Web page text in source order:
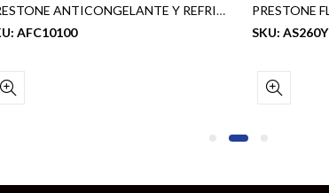
PRESTONE ANTICONGELANTE Y REFRIGERANTE 50/50 SERVICIO EXTENDIDO (EQUIPO PESADO)
AFC10100
SKU: AS260Y